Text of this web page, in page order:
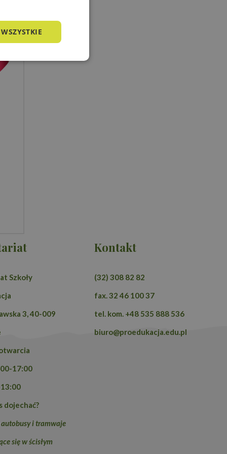
Szkoły
3, 40-009
17:00
dojechać?
i tramwaje
się w ścisłym
Kontakt
(32) 308 82 82
fax. 32 46 100 37
tel. kom. +48 535 888 536
biuro@proedukacja.edu.pl
użytkownika i
PHP. Jest
generowana
dla witryny, ale
do
Universal
cookie służy do
witrynie i służy
witryn.